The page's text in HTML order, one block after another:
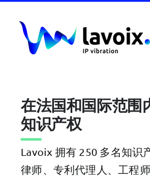
content
在法国和国际范围
知识产权
Lavoix 拥有 250 多名知识
律师、专利代理人、工程